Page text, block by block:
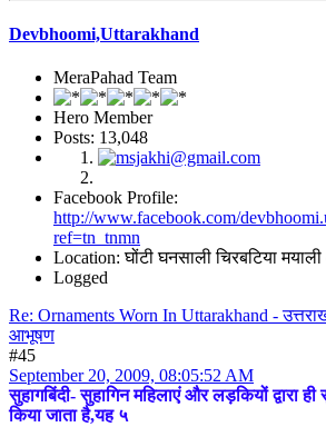
Devbhoomi,Uttarakhand
MeraPahad Team
Hero Member
Posts: 13,048
Facebook Profile:
http://www.facebook.com/
ref=tn_tnmn
Location: घोंटी घनसाली चिरबटिया
Logged
Re: Ornaments Worn In Uttarakhand -
आभूषण
#45
September 20, 2009, 08:05:52 AM
सुहागबिंदी- सुहागिन महिलाएं और लड़कियों द्वारा ही
किया जाता है,यह ५